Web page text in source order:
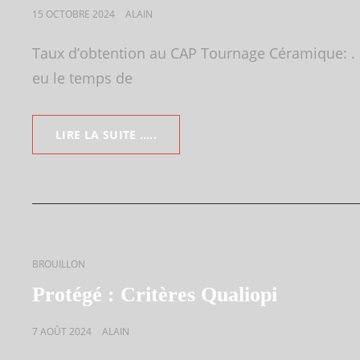
POSTED
15 OCTOBRE 2024 ALAIN
Taux d’obtention au CAP Tournage
eu le temps de
LIRE LA SUITE …..INDICATEUR
DE
CAT
BROUILLON
Protégé : Critères Qualiopi
POSTED
7 AOÛT 2024 ALAIN